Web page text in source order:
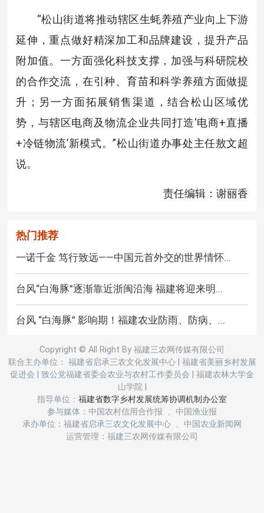
“松山街道将推动辖区生蚝养殖产业向上下游
延伸，重点做好精深加工和品牌建设，提升产品
附加值。一方面强化科技支撑，加强与科研院校
的合作交流，在引种、育苗和科学养殖方面做提
升；另一方面拓展销售渠道，结合松山区域优
势，与辖区电商及物流企业共同打造‘电商+直播
+冷链物流’新模式。”松山街道办事处主任敖文超
说。
责任编辑：谢丽香
热门推荐
一诺千金 笃行致远——中国元首外交的世界情怀...
台风“白海豚”逐渐靠近浙闽沿海 福建将迎来明...
台风 “白海豚” 影响期！福建农业防雨、防病、...
Copyright © All Right By 福建三农网传媒有限公司
联合主办单位： 福建省启承三农文化发展中心
福建省美丽乡村发展
促进会
致公党福建省委会农业与农村工作委员会
福建农林大学金
山学院
指导单位： 福建省数字乡村发展统筹协调机制办公室
参与媒体：中国农村信用合作报 、中国渔业报
承办单位：福建省启承三农文化发展中心 、中国农业新闻网
运营管理：福建三农网传媒有限公司